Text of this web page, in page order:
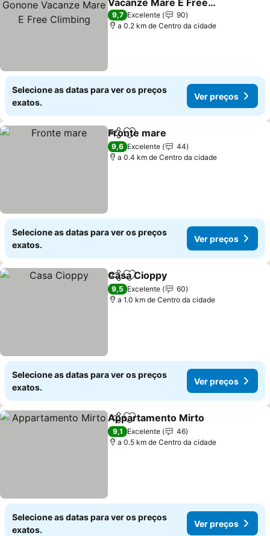
Vacanze Mare E Free
Climbing
9,7 Excelente
90
a 0.2 km de Centro da cidade
Selecione as datas para ver os preços
exatos.
Ver preços
PartilharAdicionar aos favoritos
Fronte mare
9,6 Excelente
44
a 0.4 km de Centro da cidade
Selecione as datas para ver os preços
exatos.
Ver preços
PartilharAdicionar aos favoritos
Casa Cioppy
9,5 Excelente
60
a 1.0 km de Centro da cidade
Selecione as datas para ver os preços
exatos.
Ver preços
PartilharAdicionar aos favoritos
Appartamento Mirto
9,1 Excelente
46
a 0.5 km de Centro da cidade
Selecione as datas para ver os preços
exatos.
Ver preços